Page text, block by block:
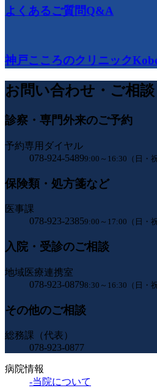
よくあるご質問Q&A
神戸こころのクリニック
お問い合わせ・ご相談
診察・専門外来のご予約
予約専用ダイヤル
078-924-54899:00～16:30（日・
保険類・処方箋など
医事課
078-923-23859:00～17:00（日・
入院・受診のご相談
地域医療連携室
078-923-08798:30～16:30（日・
その他のご相談
総務課（代表）
078-923-0877
病院情報
-当院について